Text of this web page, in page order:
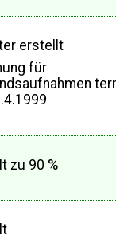
erstellt
für
zu 90 %